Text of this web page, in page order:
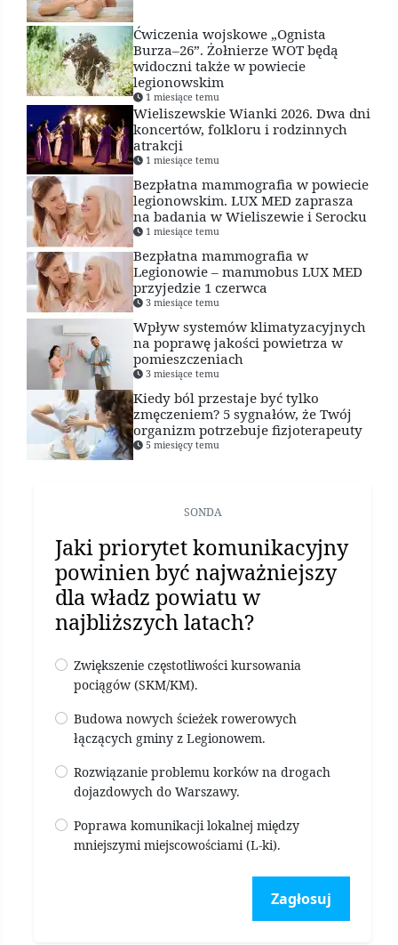
Ćwiczenia wojskowe „Ognista
Burza–26”. Żołnierze WOT będą
widoczni także w powiecie
legionowskim
1 miesiące temu
Wieliszewskie Wianki 2026. Dwa dni
koncertów, folkloru i rodzinnych
atrakcji
1 miesiące temu
Bezpłatna mammografia w powiecie
legionowskim. LUX MED zaprasza
na badania w Wieliszewie i Serocku
1 miesiące temu
Bezpłatna mammografia w
Legionowie – mammobus LUX MED
przyjedzie 1 czerwca
3 miesiące temu
Wpływ systemów klimatyzacyjnych
na poprawę jakości powietrza w
pomieszczeniach
3 miesiące temu
Kiedy ból przestaje być tylko
zmęczeniem? 5 sygnałów, że Twój
organizm potrzebuje fizjoterapeuty
5 miesięcy temu
SONDA
Jaki priorytet komunikacyjny
powinien być najważniejszy
dla władz powiatu w
najbliższych latach?
Zwiększenie częstotliwości kursowania
pociągów (SKM/KM).
Budowa nowych ścieżek rowerowych
łączących gminy z Legionowem.
Rozwiązanie problemu korków na drogach
dojazdowych do Warszawy.
Poprawa komunikacji lokalnej między
mniejszymi miejscowościami (L-ki).
Zagłosuj